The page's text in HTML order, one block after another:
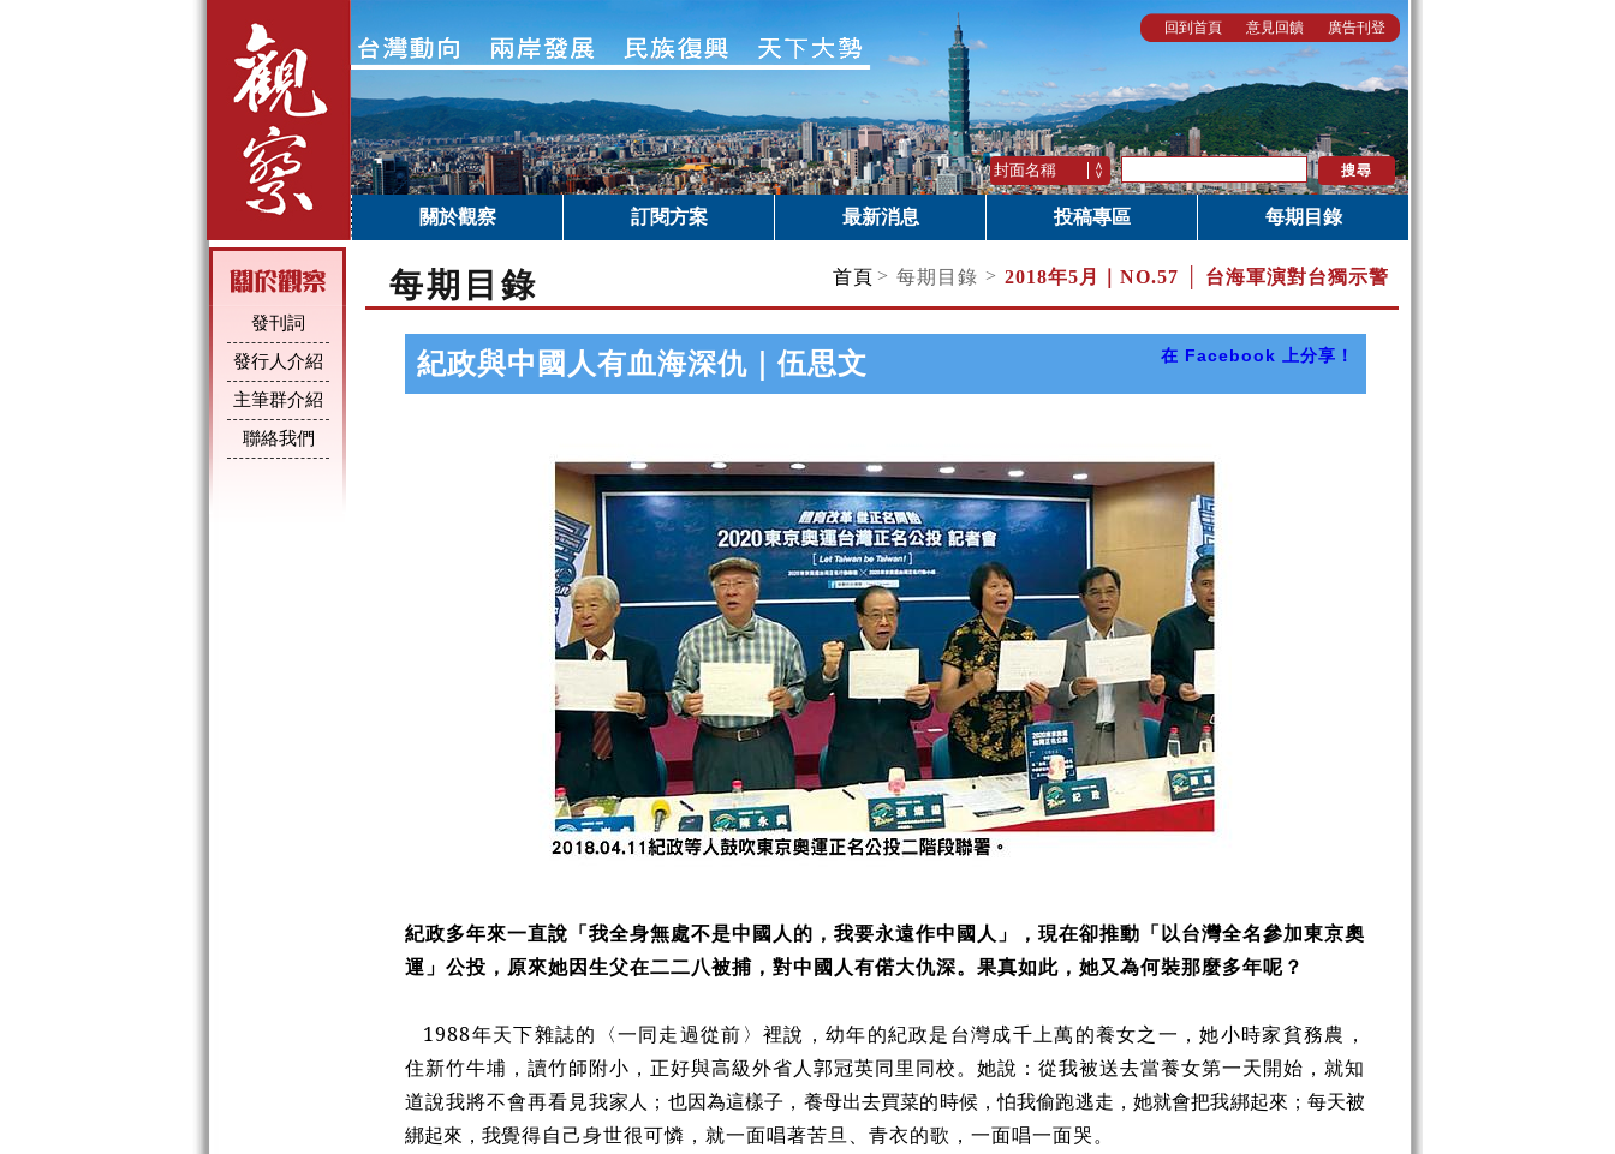
回到首頁 意見回饋 廣告刊登
關於觀察 訂閱方案 最新消息 投稿專區 每期目錄
發刊詞
發行人介紹
主筆群介紹
聯絡我們
每期目錄 首頁 > 每期目錄 > 2018年5月｜ NO.57 │ 台海軍演對台獨示警
紀政與中國人有血海深仇｜伍思文 在 Facebook 上分享！
紀政多年來一直說「我全身無處不是中國人的，我要永遠作中國人」，現在卻推動「以台灣全名參加東京奧
運」公投，原來她因生父在二二八被捕，對中國人有偌大仇深。果真如此，她又為何裝那麼多年呢？
1988年天下雜誌的〈一同走過從前〉裡說，幼年的紀政是台灣成千上萬的養女之一，她小時家貧務農，
住新竹牛埔，讀竹師附小，正好與高級外省人郭冠英同里同校。她說：從我被送去當養女第一天開始，就知
道說我將不會再看見我家人；也因為這樣子，養母出去買菜的時候，怕我偷跑逃走，她就會把我綁起來；每天被
綁起來，我覺得自己身世很可憐，就一面唱著苦旦、青衣的歌，一面唱一面哭。